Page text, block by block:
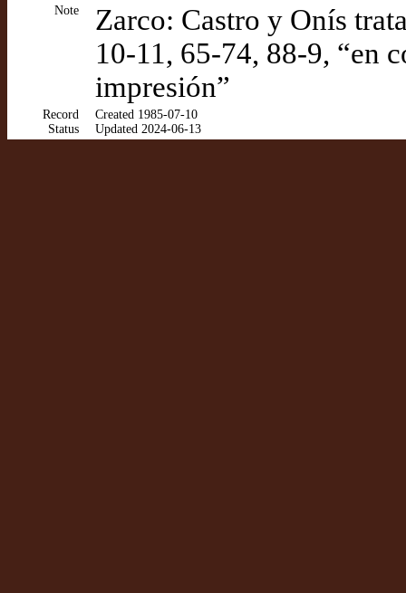
Note
Zarco: Castro y Onís
10-11, 65-74, 88-9, “en
impresión”
Record
Status
Created 1985-07-10
Updated 2024-06-13